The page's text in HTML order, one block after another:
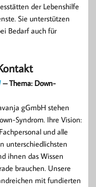
der Lebenshilfe
Sie unterstützen
Bedarf auch für
– Thema: Down-
gGmbH stehen
Syndrom. Ihre Vision:
und alle
unterschiedlichsten
ihnen das Wissen
brauchen. Unsere
mit fundierten